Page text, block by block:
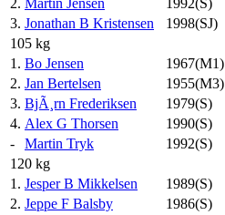
3. Jonathan B Kristensen 1998(SJ)
105 kg
1. Bo Jensen 1967(M1)
2. Jan Bertelsen 1955(M3)
3. BjÃ¸rn Frederiksen 1979(S)
4. Alex G Thorsen 1990(S)
-
Martin Tryk 1992(S)
120 kg
1. Jesper B Mikkelsen 1989(S)
2. Jeppe F Balsby 1986(S)